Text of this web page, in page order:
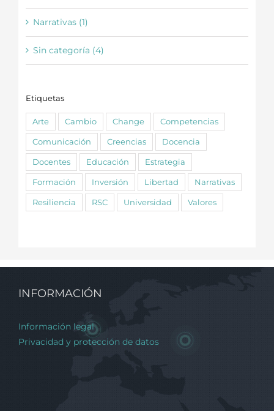
Narrativas (1)
Sin categoría (4)
Etiquetas
Arte Cambio Change Competencias
Comunicación Creencias Docencia
Docentes Educación Estrategia
Formación Inversión Libertad Narrativas
Resiliencia RSC Universidad Valores
INFORMACIÓN
Información legal
Privacidad y protección de datos